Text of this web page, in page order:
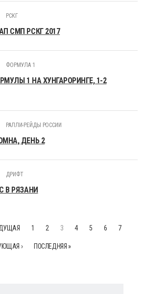
РСКГ
СМП РСКГ 2017
ФОРМУЛА 1
1 НА ХУНГАРОРИНГЕ, 1-2
РАЛЛИ-РЕЙДЫ РОССИИ
ДЕНЬ 2
ДРИФТ
В РЯЗАНИ
1 2 3 4 5 6 7
› ПОСЛЕДНЯЯ »